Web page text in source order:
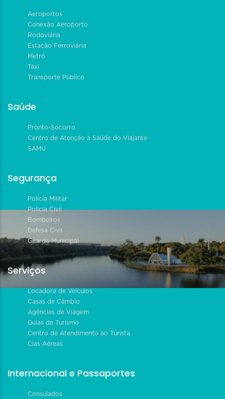
Aeroportos
Conexão Aeroporto
Rodoviária
Estação Ferroviária
Metrô
Táxi
Transporte Público
Saúde
Pronto-Socorro
Centro de Atenção à Saúde do Viajante
SAMU
Segurança
Polícia Militar
Polícia Civil
Bombeiros
Defesa Civil
Guarda Municipal
Serviços
Locadora de Veículos
Casas de Câmbio
Agências de Viagem
Guias de Turismo
Centro de Atendimento ao Turista
Cias Aéreas
Internacional e Passaportes
Consulados